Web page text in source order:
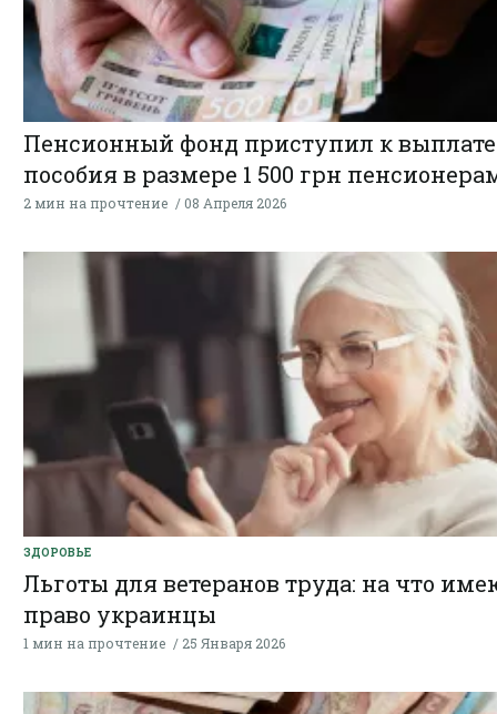
Пенсионный фонд приступил к выплате
пособия в размере 1 500 грн
2 мин на прочтение 08 Апреля 2026
ЗДОРОВЬЕ
Льготы для ветеранов труда: на что
право украинцы
1 мин на прочтение 25 Января 2026